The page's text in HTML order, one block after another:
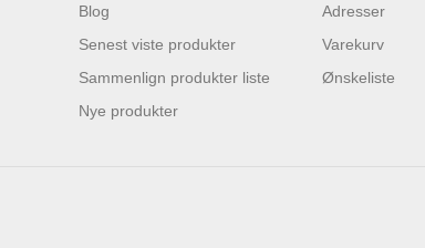
Blog
Senest viste produkter
Sammenlign produkter liste
Nye produkter
Adresser
Varekurv
Ønskeliste